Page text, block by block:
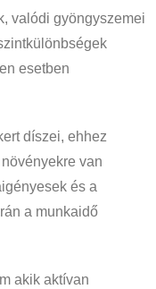
valódi gyöngyszemei
esetben
díszei, ehhez
van
és a
a munkaidő
akik aktívan